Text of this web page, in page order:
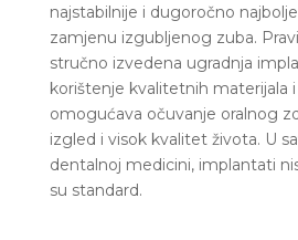
najstabilnije i dugoročno
zamjenu izgubljenog zuba.
stručno izvedena ugradnja
korištenje kvalitetnih materijala
omogućava očuvanje oralnog
izgled i visok kvalitet života. U
dentalnoj medicini, implantati
su standard.